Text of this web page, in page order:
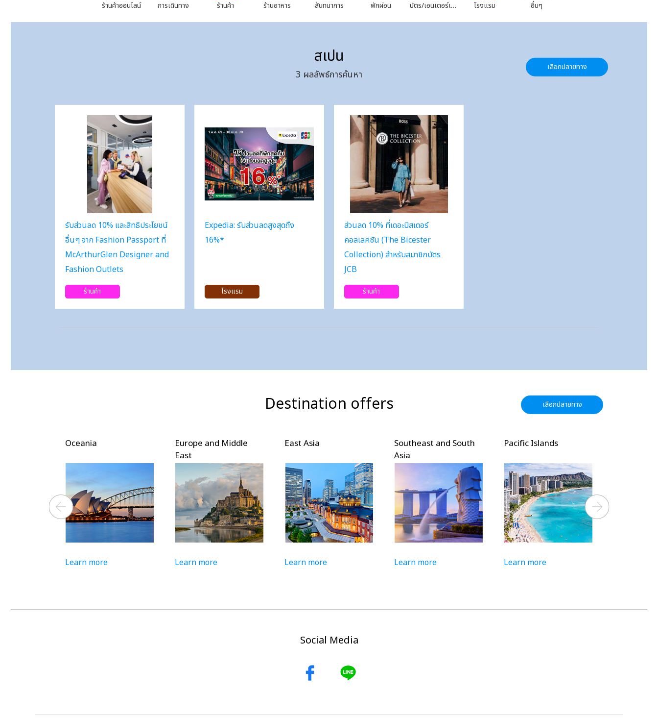
ร้านค้าออนไลน์ การเดินทาง ร้านค้า ร้านอาหาร สันทนาการ พักผ่อน บัตร/เอนเตอร์เทนเม้นท์ โรงแรม อื่นๆ
สเปน
3 ผลลัพธ์การค้นหา
เลือกปลายทาง
รับส่วนลด 10% และสิทธิประโยชน์
อื่นๆ จาก Fashion Passport ที่
McArthurGlen Designer and
Fashion Outlets
ร้านค้า
Expedia: รับส่วนลดสูงสุดถึง
16%*
โรงแรม
ส่วนลด 10% ที่เดอะบิสเตอร์
คอลเลคชัน (The Bicester
Collection) สำหรับสมาชิกบัตร
JCB
ร้านค้า
Destination offers เลือกปลายทาง
Oceania
Learn more
Europe and Middle
East
Learn more
East Asia
Learn more
Southeast and South
Asia
Learn more
Pacific Islands
Learn more
Next
Social Media